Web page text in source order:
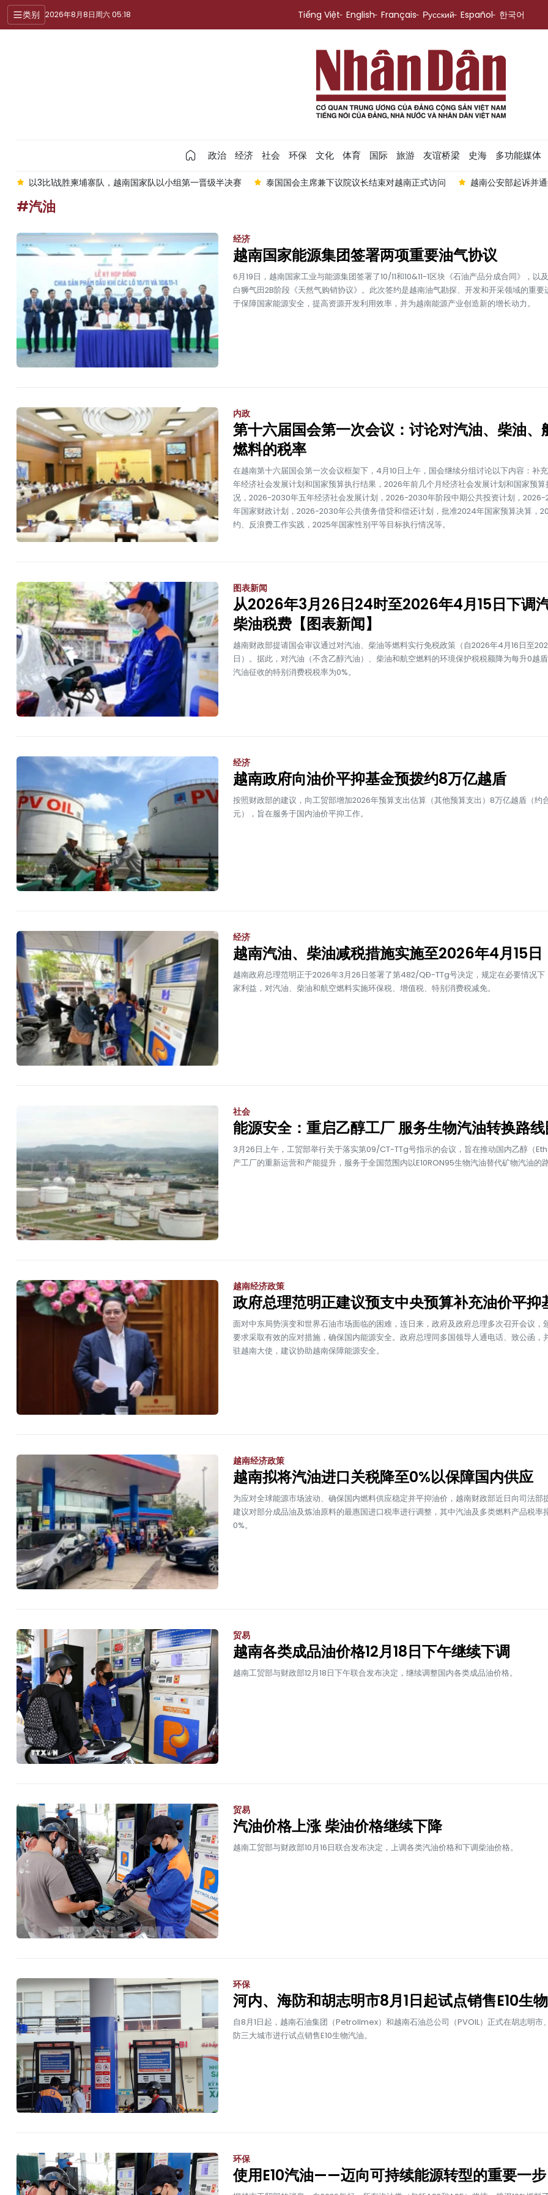
类别 2026年8月8日周六 05:18 Tiếng Việt English Français Русский Español 한국어
政治 经济 社会 环保 文化 体育 国际 旅游 友谊桥梁 史海 多功能媒体
以3比1战胜柬埔寨队，越南国家队以小组第一晋级半决赛 泰国国会主席兼下议院议长结束对越南正式访问 越南公安部起诉并通
#汽油
经济
越南国家能源集团签署两项重要油气协议
6月19日，越南国家工业与能源集团签署了10/11和10&11-1区块《石油产品分成合同》，以
白狮气田2B阶段《天然气购销协议》。此次签约是越南油气勘探、开发和开采领域的重要
于保障国家能源安全，提高资源开发利用效率，并为越南能源产业创造新的增长动力。
内政
第十六届国会第一次会议：讨论对汽油、柴油、
燃料的税率
在越南第十六届国会第一次会议框架下，4月10日上午，国会继续分组讨论以下内容：补
年经济社会发展计划和国家预算执行结果，2026年前几个月经济社会发展计划和国家预算
况，2026-2030年五年经济社会发展计划，2026-2030年阶段中期公共投资计划，
年国家财政计划，2026-2030年公共债务借贷和偿还计划，批准2024年国家预算决算，
约、反浪费工作实践，2025年国家性别平等目标执行情况等。
图表新闻
从2026年3月26日24时至2026年4月15日下调汽
柴油税费【图表新闻】
越南财政部提请国会审议通过对汽油、柴油等燃料实行免税政策（自2026年4月16日至
日）。据此，对汽油（不含乙醇汽油）、柴油和航空燃料的环境保护税税额降为每升0越
汽油征收的特别消费税税率为0%。
经济
越南政府向油价平抑基金预拨约8万亿越盾
按照财政部的建议，向工贸部增加2026年预算支出估算（其他预算支出）8万亿越盾（约
元），旨在服务于国内油价平抑工作。
经济
越南汽油、柴油减税措施实施至2026年4月15日
越南政府总理范明正于2026年3月26日签署了第482/QĐ-TTg号决定，规定在必要情况下
家利益，对汽油、柴油和航空燃料实施环保税、增值税、特别消费税减免。
社会
能源安全：重启乙醇工厂 服务生物汽油转换路
3月26日上午，工贸部举行关于落实第09/CT-TTg号指示的会议，旨在推动国内乙醇（
产工厂的重新运营和产能提升，服务于全国范围内以E10RON95生物汽油替代矿物汽油的路
越南经济政策
政府总理范明正建议预支中央预算补充油价平抑
面对中东局势演变和世界石油市场面临的困难，连日来，政府及政府总理多次召开会议，
要求采取有效的应对措施，确保国内能源安全。政府总理同多国领导人通电话、致公函，
驻越南大使，建议协助越南保障能源安全。
越南经济政策
越南拟将汽油进口关税降至0%以保障国内供应
为应对全球能源市场波动、确保国内燃料供应稳定并平抑油价，越南财政部近日向司法部
建议对部分成品油及炼油原料的最惠国进口税率进行调整，其中汽油及多类燃料产品税率
0%。
贸易
越南各类成品油价格12月18日下午继续下调
越南工贸部与财政部12月18日下午联合发布决定，继续调整国内各类成品油价格。
贸易
汽油价格上涨 柴油价格继续下降
越南工贸部与财政部10月16日联合发布决定，上调各类汽油价格和下调柴油价格。
环保
河内、海防和胡志明市8月1日起试点销售E10生
自8月1日起，越南石油集团（Petrolimex）和越南石油总公司（PVOIL）正式在胡志明市
防三大城市进行试点销售E10生物汽油。
环保
使用E10汽油——迈向可持续能源转型的重要一步